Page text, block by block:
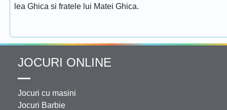
lea Ghica si fratele lui Matei Ghica.
JOCURI ONLINE
Jocuri cu masini
Jocuri Barbie